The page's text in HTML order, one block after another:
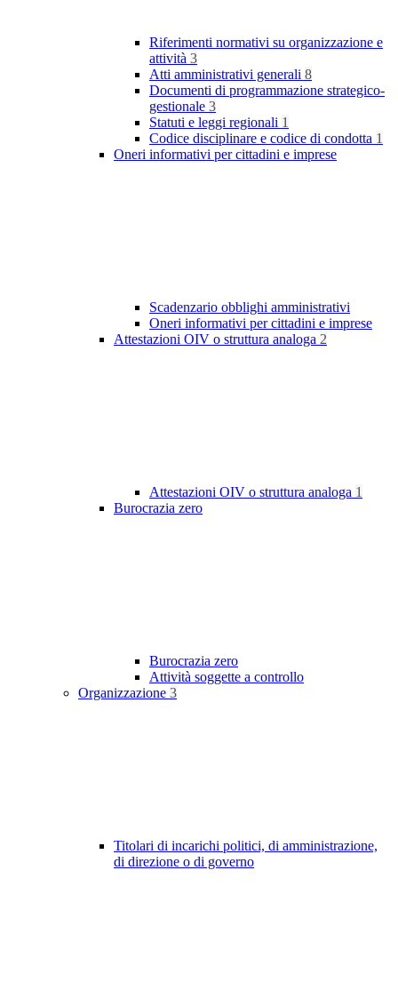
Riferimenti normativi su organizzazione e
attività 3
Atti amministrativi generali 8
Documenti di programmazione strategico-
gestionale 3
Statuti e leggi regionali 1
Codice disciplinare e codice di condotta 1
Oneri informativi per cittadini e imprese
Scadenzario obblighi amministrativi
Oneri informativi per cittadini e imprese
Attestazioni OIV o struttura analoga 2
Attestazioni OIV o struttura analoga 1
Burocrazia zero
Burocrazia zero
Attività soggette a controllo
Organizzazione 3
Titolari di incarichi politici, di amministrazione,
di direzione o di governo